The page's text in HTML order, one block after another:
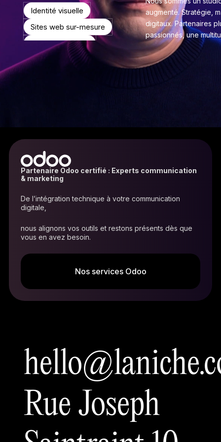
Identité visuelle
Sites web sur-mesure
Vidéo de marque
Design packaging
augmenté. Stratégie,
digitaux. Partenaires
passionnés, une
Partenaire Odoo certifié : Experts communication
& marketing
De l’intégration technique à votre communication
digitale,
nous alignons vos outils et restons présents dès que
vous en avez besoin.
Nos services Odoo
Rue Joseph